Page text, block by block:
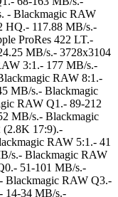
- Blackmagic RAW
HQ.- 117.88 MB/s.-
ProRes 422 LT.-
MB/s.- 3728x3104
3:1.- 177 MB/s.-
RAW 8:1.-
MB/s.- Blackmagic
RAW Q1.- 89-212
MB/s.- Blackmagic
(2.8K 17:9).-
RAW 5:1.- 41
s.- Blackmagic RAW
51-101 MB/s.-
Blackmagic RAW Q3.-
14-34 MB/s.-